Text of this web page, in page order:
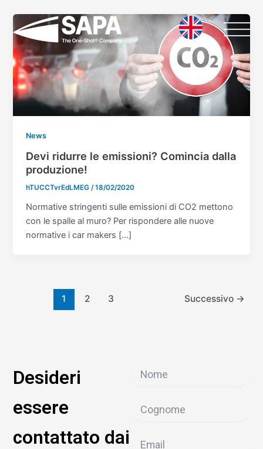
contenuto
News
Devi ridurre le emissioni? Comincia dalla
produzione!
hTUCCTvrEdLMEG/18/02/2020
Normative stringenti sulle emissioni di CO2 mettono
con le spalle al muro? Per rispondere alle nuove
normative i car makers […]
articoli
1 2 3 Successivo →
Desideri
essere
contattato dai